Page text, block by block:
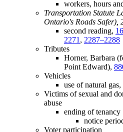
workers, hours
Transportation Statute
Ontario's Roads Safer),
second reading,
2271 , 2287–2288
Tributes
Horner, Barbara
Point Edward),
Vehicles
use of natural gas,
Victims of sexual and
abuse
ending of tenancy
notice
Voter participation